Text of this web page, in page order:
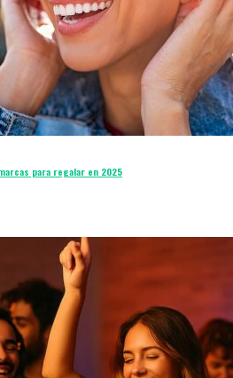
para regalar en 2025